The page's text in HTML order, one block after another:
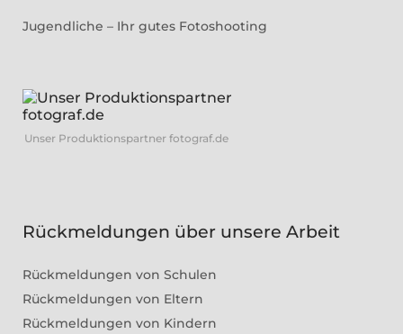
Jugendliche – Ihr gutes Fotoshooting
Unser Produktionspartner fotograf.de
Rückmeldungen über unsere Arbeit
Rückmeldungen von Schulen
Rückmeldungen von Eltern
Rückmeldungen von Kindern